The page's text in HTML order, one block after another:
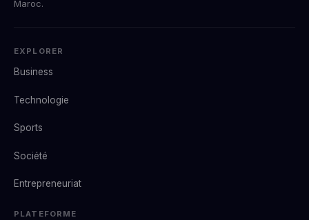
Maroc.
EXPLORER
Business
Technologie
Sports
Société
Entrepreneuriat
PLATEFORME